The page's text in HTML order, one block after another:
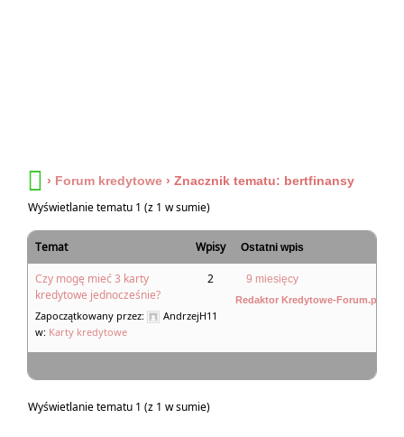
› Forum kredytowe › Znacznik tematu: bertfinansy
Wyświetlanie tematu 1 (z 1 w sumie)
Temat Wpisy Ostatni wpis
Czy mogę mieć 3 karty
kredytowe jednocześnie?
Zapoczątkowany przez:
AndrzejH11
w: Karty kredytowe
2 9 miesięcy
Redaktor Kredytowe-Forum.pl
Wyświetlanie tematu 1 (z 1 w sumie)